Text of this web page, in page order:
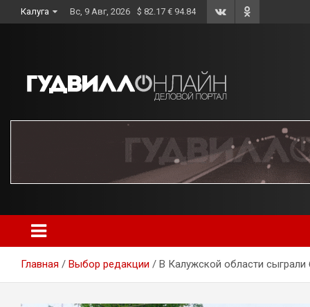
to
Калуга Вс, 9 Авг, 2026 $ 82.17 € 94.84
Главная Выбор редакции В Калужской области